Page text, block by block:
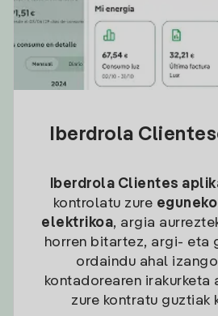
Iberdrola
Iberdrola Clientes
kontrolatu zure
elektrikoa, argia
horren bitartez, argi- eta
ordaindu ahal
kontadorearen irakurketa
zure kontratu guztiak